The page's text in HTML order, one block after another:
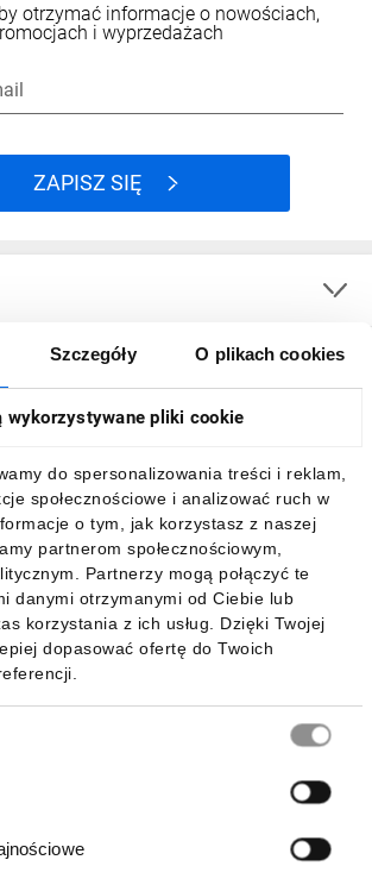
Szczegóły O plikach cookies
wykorzystywane pliki cookie
do spersonalizowania treści i reklam,
społecznościowe i analizować ruch w
o tym, jak korzystasz z naszej
partnerom społecznościowym,
Partnerzy mogą połączyć te
danymi otrzymanymi od Ciebie lub
korzystania z ich usług. Dzięki Twojej
dopasować ofertę do Twoich
otrzymać informacje o nowościach,
i wyprzedażach
ZAPISZ SIĘ
naszą aplikację mobilną: